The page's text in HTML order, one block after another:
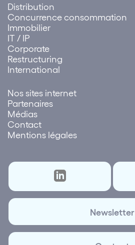
Distribution
Concurrence consommation
Immobilier
IT / IP
Corporate
Restructuring
International
Nos sites internet
Partenaires
Médias
Contact
Mentions légales
Newsletter